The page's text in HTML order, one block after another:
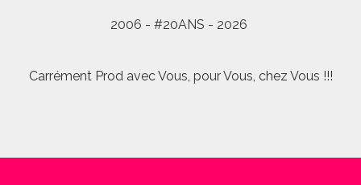
2006 - #20ANS - 2026
Carrément Prod avec Vous, pour Vous, chez Vous !!!